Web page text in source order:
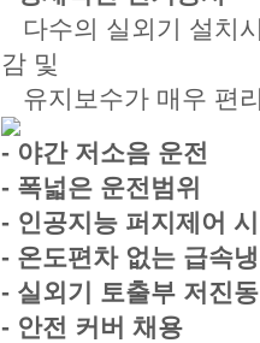
다수의 실외기 설치
감 및
유지보수가 매우 편
- 야간 저소음 운전
- 폭넓은 운전범위
- 인공지능 퍼지제어
- 온도편차 없는 급속
- 실외기 토출부 저진
- 안전 커버 채용